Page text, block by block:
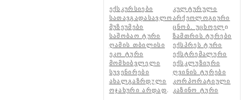
ექსკურსიები
კულტურული
სათავგადასავლოარქეოლოგიური
მუზეუმები
ცნობ. უცხოელ ი
საშობაო ტური
ზამთრის ტურები
ღამის თბილისი
ექსპრეს ტური
ეკო ტური
ექსტრემალური
მომხიბვლელი
ექსკლუზიური
სუვენირები
ღვინის ტურები
ახალგაზრდული
კორპორატიული
ოჯახური არდად
კაზინო ტური